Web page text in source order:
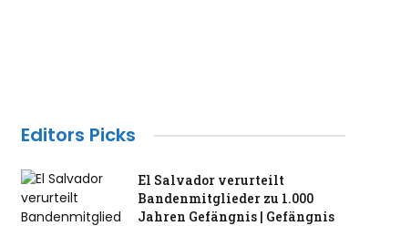
Editors Picks
El Salvador verurteilt
Bandenmitglieder zu 1.000
Jahren Gefängnis | Gefängnis